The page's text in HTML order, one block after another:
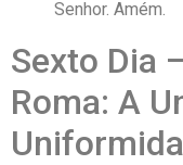
Senhor. Amém.
Sexto Dia
Roma: A